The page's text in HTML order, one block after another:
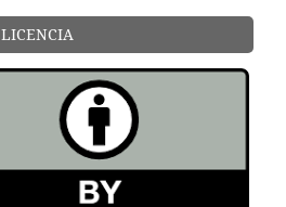
LICENCIA